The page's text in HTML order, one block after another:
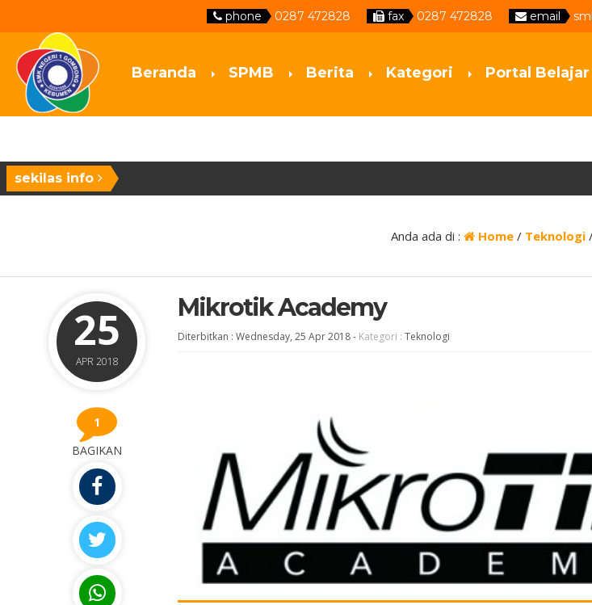
phone 0287 472828 fax 0287 472828 email
Beranda SPMB Berita Kategori Portal Belajar
sekilas info
Anda ada di : Home / Teknologi
25
APR 2018
Mikrotik Academy
Diterbitkan : Wednesday, 25 Apr 2018- Kategori : Teknologi
1
BAGIKAN